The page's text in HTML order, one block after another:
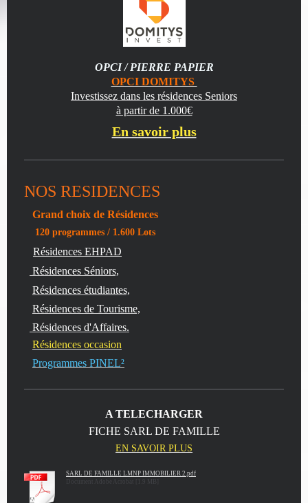
OPCI / PIERRE PAPIER
OPCI DOMITYS
Investissez dans les résidences Seniors
à partir de 1.000€
En savoir plus
NOS RESIDENCES
Grand choix de Résidences
120 programmes / 1.600 Lots
Résidences EHPAD
Résidences Séniors,
Résidences étudiantes,
Résidences de Tourisme,
Résidences d'Affaires.
Résidences occasion
Programmes PINEL²
A TELECHARGER
FICHE SARL DE FAMILLE
EN SAVOIR PLUS
SARL DE FAMILLE LMNP IMMOBILIER 2.pdf
Document Adobe Acrobat [1.9 MB]